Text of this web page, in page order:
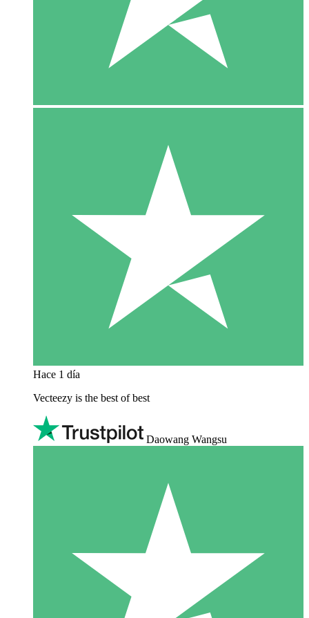
Hace 1 día
Vecteezy is the best of best
Daowang Wangsu